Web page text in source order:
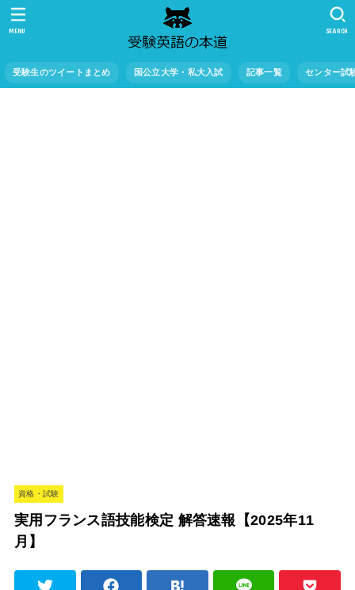
受験生のツイートまとめ 国公立大学・私大入試 記事一覧 センター試
SEARCH
MENU
資格・試験
実用フランス語技能検定 解答速報【2025年11
月】